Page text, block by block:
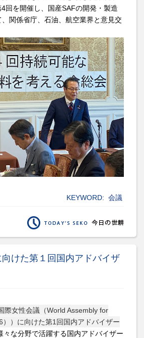
4回を開催し、国産SAFの開発・製造
関係省庁、石油、航空業界と意見交
KEYWORD: 会議
けた第１回国内アドバイザ
際女性会議（World Assembly for
））に向けた第1回国内アドバイザー
々な分野で活躍する国内アドバイザー